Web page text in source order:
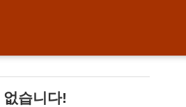
습니다!